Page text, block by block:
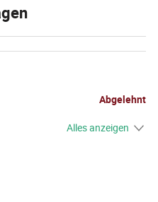
Abgelehnt
Alles anzeigen